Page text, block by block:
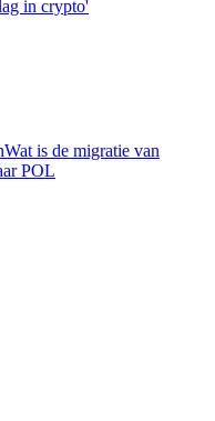
in crypto'
Wat is de migratie van
POL